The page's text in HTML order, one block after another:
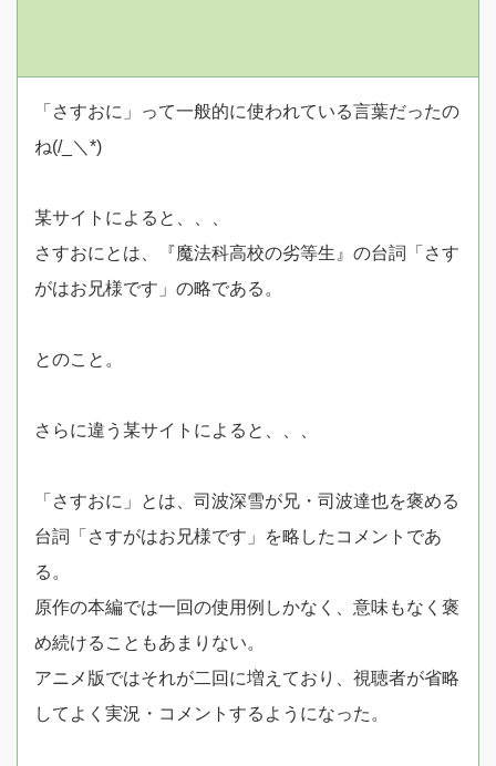
「さすおに」って一般的に使われている言葉だったの
ね(/_＼*)
某サイトによると、、、
さすおにとは、『魔法科高校の劣等生』の台詞「さす
がはお兄様です」の略である。
とのこと。
さらに違う某サイトによると、、、
「さすおに」とは、司波深雪が兄・司波達也を褒める
台詞「さすがはお兄様です」を略したコメントであ
る。
原作の本編では一回の使用例しかなく、意味もなく褒
め続けることもあまりない。
アニメ版ではそれが二回に増えており、視聴者が省略
してよく実況・コメントするようになった。